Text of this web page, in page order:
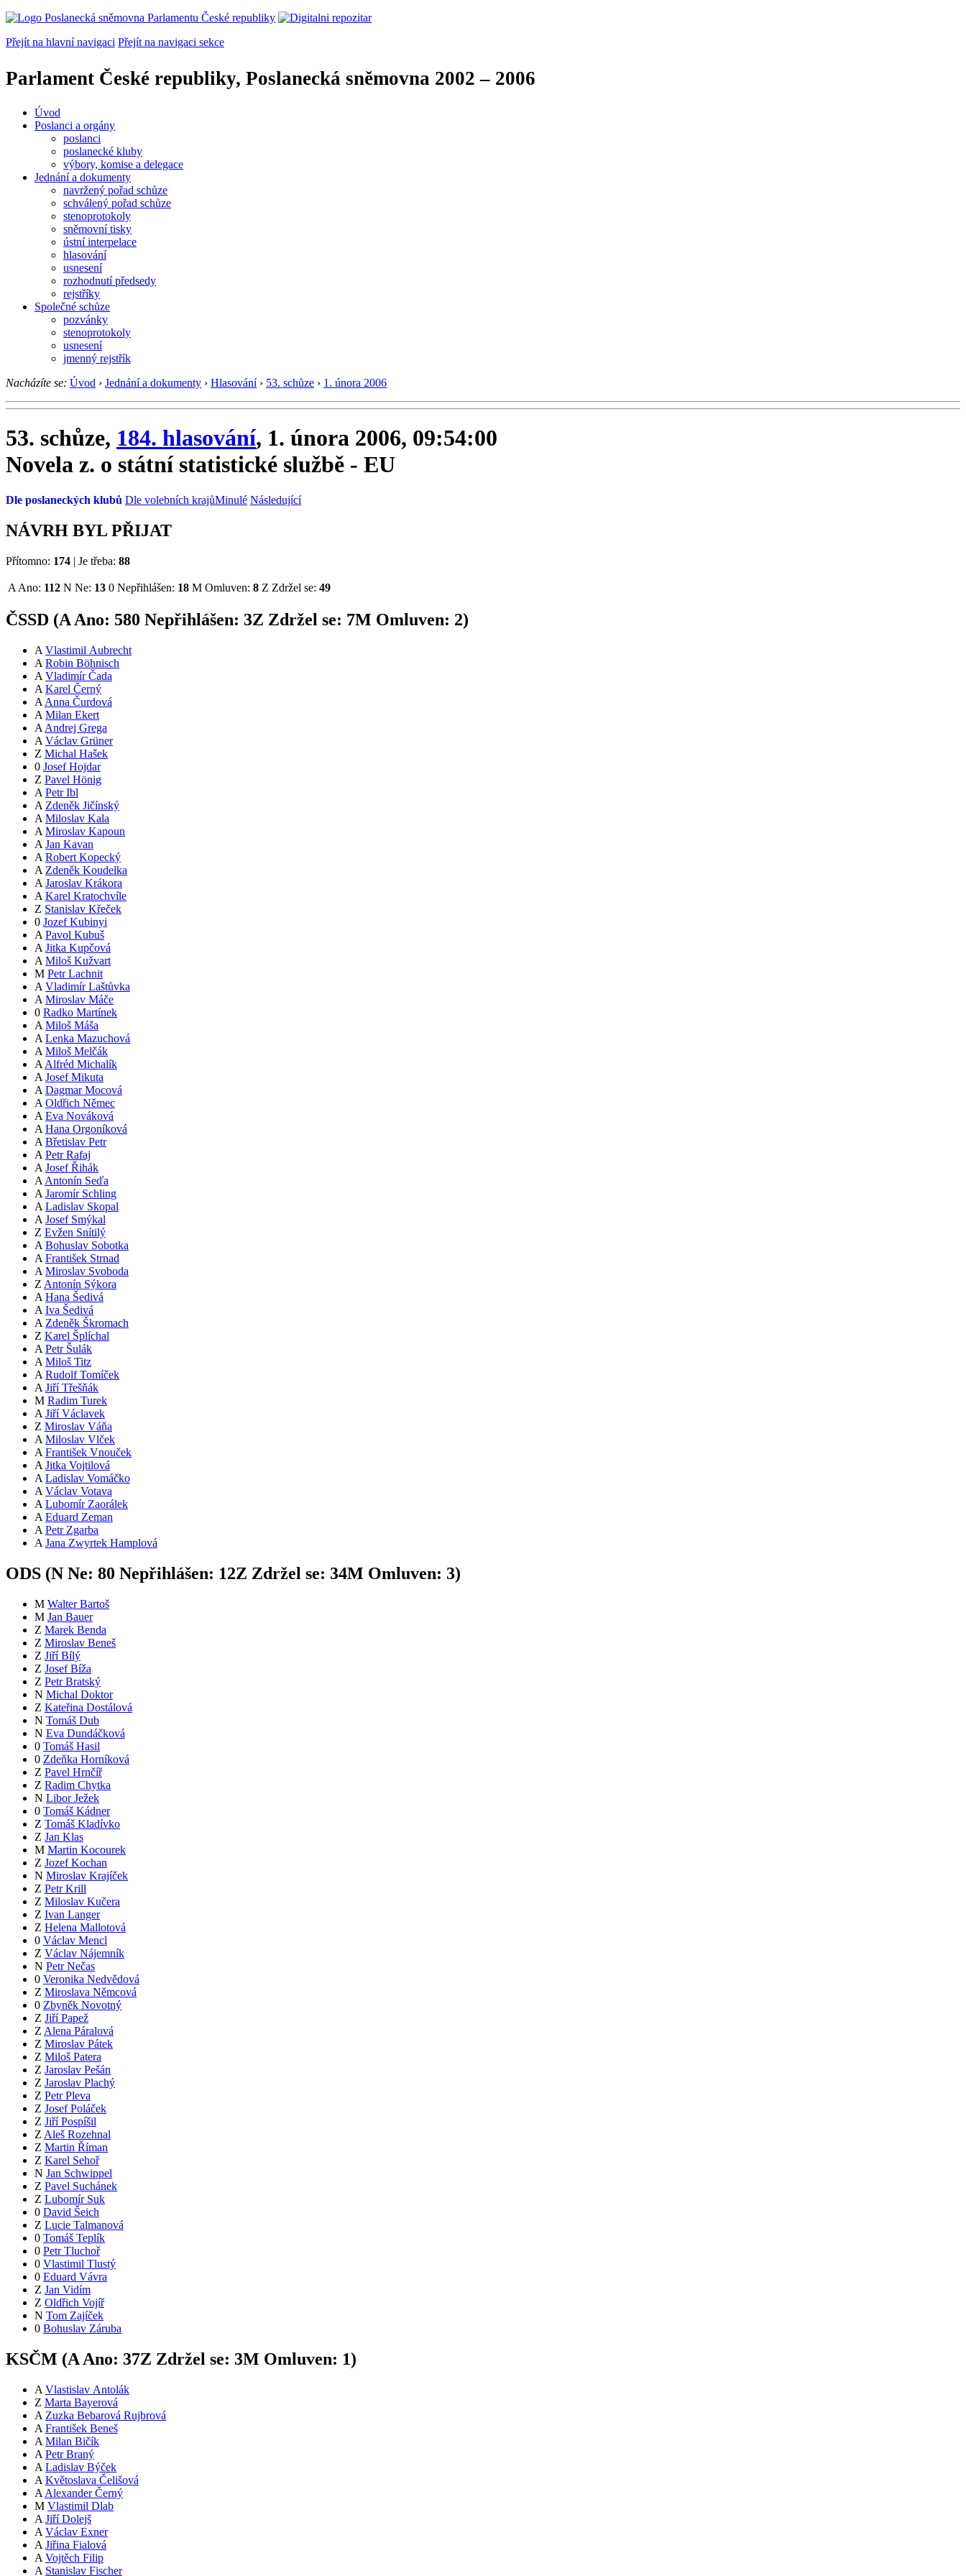
Přejít na hlavní navigaci Přejít na navigaci sekce
Parlament České republiky, Poslanecká sněmovna 2002 – 2006
Úvod
Poslanci a orgány
poslanci
poslanecké kluby
výbory, komise a delegace
Jednání a dokumenty
navržený pořad schůze
schválený pořad schůze
stenoprotokoly
sněmovní tisky
ústní interpelace
hlasování
usnesení
rozhodnutí předsedy
rejstříky
Společné schůze
pozvánky
stenoprotokoly
usnesení
jmenný rejstřík
Nacházíte se: Úvod › Jednání a dokumenty › Hlasování › 53. schůze › 1. února 2006
53. schůze, 184. hlasování, 1. února 2006, 09:54:00
Novela z. o státní statistické službě - EU
Dle poslaneckých klubů Dle volebních krajůMinulé Následující
NÁVRH BYL PŘIJAT
Přítomno: 174 | Je třeba: 88
A Ano: 112 N Ne: 13 0 Nepřihlášen: 18 M Omluven: 8 Z Zdržel se: 49
ČSSD (AAno: 580 Nepřihlášen: 3Z Zdržel se: 7M Omluven: 2)
A Vlastimil Aubrecht
A Robin Böhnisch
A Vladimír Čada
A Karel Černý
A Anna Čurdová
A Milan Ekert
A Andrej Grega
A Václav Grüner
Z Michal Hašek
0 Josef Hojdar
Z Pavel Hönig
A Petr Ibl
A Zdeněk Jičínský
A Miloslav Kala
A Miroslav Kapoun
A Jan Kavan
A Robert Kopecký
A Zdeněk Koudelka
A Jaroslav Krákora
A Karel Kratochvíle
Z Stanislav Křeček
0 Jozef Kubinyi
A Pavol Kubuš
A Jitka Kupčová
A Miloš Kužvart
M Petr Lachnit
A Vladimír Laštůvka
A Miroslav Máče
0 Radko Martínek
A Miloš Máša
A Lenka Mazuchová
A Miloš Melčák
A Alfréd Michalík
A Josef Mikuta
A Dagmar Mocová
A Oldřich Němec
A Eva Nováková
A Hana Orgoníková
A Břetislav Petr
A Petr Rafaj
A Josef Řihák
A Antonín Seďa
A Jaromír Schling
A Ladislav Skopal
A Josef Smýkal
Z Evžen Snítilý
A Bohuslav Sobotka
A František Strnad
A Miroslav Svoboda
Z Antonín Sýkora
A Hana Šedivá
A Iva Šedivá
A Zdeněk Škromach
Z Karel Šplíchal
A Petr Šulák
A Miloš Titz
A Rudolf Tomíček
A Jiří Třešňák
M Radim Turek
A Jiří Václavek
Z Miroslav Váňa
A Miloslav Vlček
A František Vnouček
A Jitka Vojtilová
A Ladislav Vomáčko
A Václav Votava
A Lubomír Zaorálek
A Eduard Zeman
A Petr Zgarba
A Jana Zwyrtek Hamplová
ODS (N Ne: 80 Nepřihlášen: 12Z Zdržel se: 34M Omluven: 3)
M Walter Bartoš
M Jan Bauer
Z Marek Benda
Z Miroslav Beneš
Z Jiří Bílý
Z Josef Bíža
Z Petr Bratský
N Michal Doktor
Z Kateřina Dostálová
N Tomáš Dub
N Eva Dundáčková
0 Tomáš Hasil
0 Zdeňka Horníková
Z Pavel Hrnčíř
Z Radim Chytka
N Libor Ježek
0 Tomáš Kádner
Z Tomáš Kladívko
Z Jan Klas
M Martin Kocourek
Z Jozef Kochan
N Miroslav Krajíček
Z Petr Krill
Z Miloslav Kučera
Z Ivan Langer
Z Helena Mallotová
0 Václav Mencl
Z Václav Nájemník
N Petr Nečas
0 Veronika Nedvědová
Z Miroslava Němcová
0 Zbyněk Novotný
Z Jiří Papež
Z Alena Páralová
Z Miroslav Pátek
Z Miloš Patera
Z Jaroslav Pešán
Z Jaroslav Plachý
Z Petr Pleva
Z Josef Poláček
Z Jiří Pospíšil
Z Aleš Rozehnal
Z Martin Říman
Z Karel Sehoř
N Jan Schwippel
Z Pavel Suchánek
Z Lubomír Suk
0 David Šeich
Z Lucie Talmanová
0 Tomáš Teplík
0 Petr Tluchoř
0 Vlastimil Tlustý
0 Eduard Vávra
Z Jan Vidím
Z Oldřich Vojíř
N Tom Zajíček
0 Bohuslav Záruba
KSČM (A Ano: 37Z Zdržel se: 3M Omluven: 1)
A Vlastislav Antolák
Z Marta Bayerová
A Zuzka Bebarová Rujbrová
A František Beneš
A Milan Bičík
A Petr Braný
A Ladislav Býček
A Květoslava Čelišová
A Alexander Černý
M Vlastimil Dlab
A Jiří Dolejš
A Václav Exner
A Jiřina Fialová
A Vojtěch Filip
A Stanislav Fischer